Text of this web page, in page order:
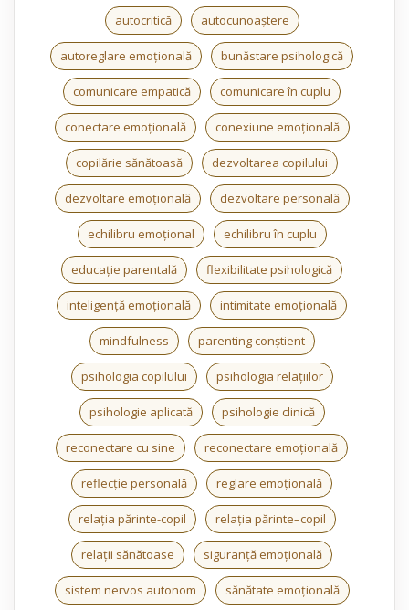
autocritică autocunoaștere
autoreglare emoțională bunăstare psihologică
comunicare empatică comunicare în cuplu
conectare emoțională conexiune emoțională
copilărie sănătoasă dezvoltarea copilului
dezvoltare emoțională dezvoltare personală
echilibru emoțional echilibru în cuplu
educație parentală flexibilitate psihologică
inteligență emoțională intimitate emoțională
mindfulness parenting conștient
psihologia copilului psihologia relațiilor
psihologie aplicată psihologie clinică
reconectare cu sine reconectare emoțională
reflecție personală reglare emoțională
relația părinte-copil relația părinte–copil
relații sănătoase siguranță emoțională
sistem nervos autonom sănătate emoțională